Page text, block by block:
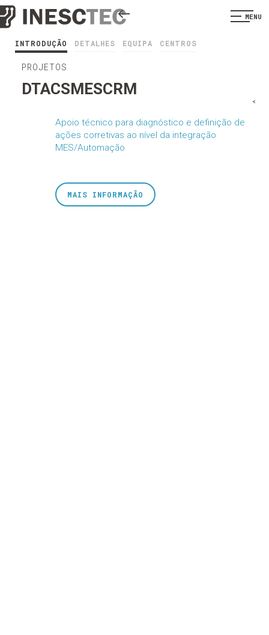
MENU
INTRODUÇÃO DETALHES EQUIPA CENTROS
PROJETOS
DTACSMESCRM
Apoio técnico para diagnóstico e definição de
ações corretivas ao nível da integração
MES/Automação
<
MAIS INFORMAÇÃO